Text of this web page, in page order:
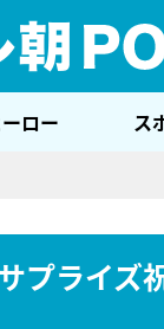
ロー ス
プライズ